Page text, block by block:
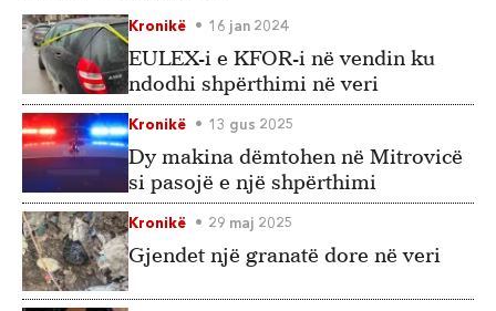
Kronikë 16 jan 2024
EULEX-i e KFOR-i në vendin ku
ndodhi shpërthimi në veri
Kronikë 13 gus 2025
Dy makina dëmtohen në Mitrovicë
si pasojë e një shpërthimi
Kronikë 29 maj 2025
Gjendet një granatë dore në veri